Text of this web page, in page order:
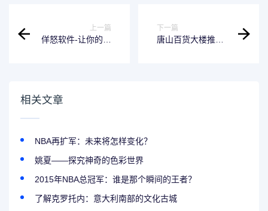
上一篇
佯怒软件-让你的电
下一篇
唐山百货大楼推荐
相关文章
NBA再扩军：未来将怎样变化？
姚夏——探究神奇的色彩世界
2015年NBA总冠军：谁是那个瞬间的王者？
了解克罗托内：意大利南部的文化古城